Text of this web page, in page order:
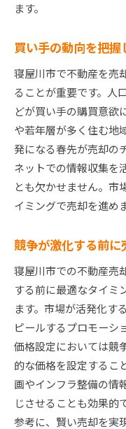
ます。
買い手の動向を把
寝屋川市で不動産を売
ることが重要です。人
どが買い手の購買意欲
や若年層が多く住む地
発になる春先が売却の
ネットでの情報収集を
とも欠かせません。市
イミングで売却を進め
競争が激化する前
寝屋川市での不動産売
する前に最適なタイミ
ます。市場が活発化す
ピールするプロモーシ
価格設定においては競
的な価格を設定するこ
画やインフラ整備の情
じさせることも効果的
参考に、賢い売却を実